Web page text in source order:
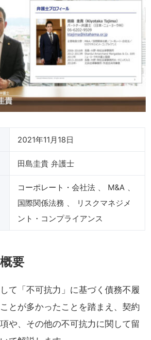
2021年11月18日
田島圭貴 弁護士
コーポレート・会社法 、 M&A 、
国際関係法務 、 リスクマネジメ
ント・コンプライアンス
要
て「不可抗力」に基づく債務不履
とが多かったことを踏まえ、契約
や、その他の不可抗力に関して留